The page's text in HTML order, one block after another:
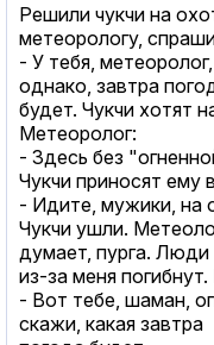
Решили чукчи на
метеорологу,
- У тебя,
однако, завтра
будет. Чукчи хотят
Метеоролог:
- Здесь без
Чукчи приносят ему
- Идите, мужики, на
Чукчи ушли.
думает, пурга. Люди
из-за меня
- Вот тебе, шаман,
скажи, какая завтра